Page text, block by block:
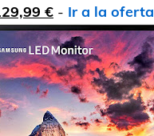
€ - Ir a la oferta